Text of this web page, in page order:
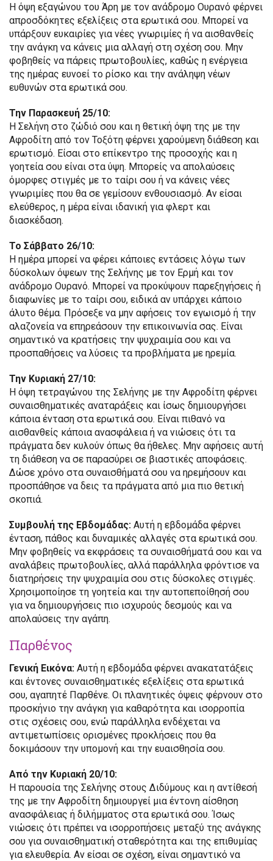
Η όψη εξαγώνου του Άρη με τον ανάδρομο Ουρανό φέρνει
απροσδόκητες εξελίξεις στα ερωτικά σου. Μπορεί να
υπάρξουν ευκαιρίες για νέες γνωριμίες ή να αισθανθείς
την ανάγκη να κάνεις μια αλλαγή στη σχέση σου. Μην
φοβηθείς να πάρεις πρωτοβουλίες, καθώς η ενέργεια
της ημέρας ευνοεί το ρίσκο και την ανάληψη νέων
ευθυνών στα ερωτικά σου.
Την Παρασκευή 25/10:
Η Σελήνη στο ζώδιό σου και η θετική όψη της με την
Αφροδίτη από τον Τοξότη φέρνει χαρούμενη διάθεση και
ερωτισμό. Είσαι στο επίκεντρο της προσοχής και η
γοητεία σου είναι στα ύψη. Μπορείς να απολαύσεις
όμορφες στιγμές με το ταίρι σου ή να κάνεις νέες
γνωριμίες που θα σε γεμίσουν ενθουσιασμό. Αν είσαι
ελεύθερος, η μέρα είναι ιδανική για φλερτ και
διασκέδαση.
Το Σάββατο 26/10:
Η ημέρα μπορεί να φέρει κάποιες εντάσεις λόγω των
δύσκολων όψεων της Σελήνης με τον Ερμή και τον
ανάδρομο Ουρανό. Μπορεί να προκύψουν παρεξηγήσεις ή
διαφωνίες με το ταίρι σου, ειδικά αν υπάρχει κάποιο
άλυτο θέμα. Πρόσεξε να μην αφήσεις τον εγωισμό ή την
αλαζονεία να επηρεάσουν την επικοινωνία σας. Είναι
σημαντικό να κρατήσεις την ψυχραιμία σου και να
προσπαθήσεις να λύσεις τα προβλήματα με ηρεμία.
Την Κυριακή 27/10:
Η όψη τετραγώνου της Σελήνης με την Αφροδίτη φέρνει
συναισθηματικές αναταράξεις και ίσως δημιουργήσει
κάποια ένταση στα ερωτικά σου. Είναι πιθανό να
αισθανθείς κάποια ανασφάλεια ή να νιώσεις ότι τα
πράγματα δεν κυλούν όπως θα ήθελες. Μην αφήσεις αυτή
τη διάθεση να σε παρασύρει σε βιαστικές αποφάσεις.
Δώσε χρόνο στα συναισθήματά σου να ηρεμήσουν και
προσπάθησε να δεις τα πράγματα από μια πιο θετική
σκοπιά.
Συμβουλή της Εβδομάδας: Αυτή η εβδομάδα φέρνει
ένταση, πάθος και δυναμικές αλλαγές στα ερωτικά σου.
Μην φοβηθείς να εκφράσεις τα συναισθήματά σου και να
αναλάβεις πρωτοβουλίες, αλλά παράλληλα φρόντισε να
διατηρήσεις την ψυχραιμία σου στις δύσκολες στιγμές.
Χρησιμοποίησε τη γοητεία και την αυτοπεποίθησή σου
για να δημιουργήσεις πιο ισχυρούς δεσμούς και να
απολαύσεις την αγάπη.
Παρθένος
Γενική Εικόνα: Αυτή η εβδομάδα φέρνει ανακατατάξεις
και έντονες συναισθηματικές εξελίξεις στα ερωτικά
σου, αγαπητέ Παρθένε. Οι πλανητικές όψεις φέρνουν στο
προσκήνιο την ανάγκη για καθαρότητα και ισορροπία
στις σχέσεις σου, ενώ παράλληλα ενδέχεται να
αντιμετωπίσεις ορισμένες προκλήσεις που θα
δοκιμάσουν την υπομονή και την ευαισθησία σου.
Από την Κυριακή 20/10:
Η παρουσία της Σελήνης στους Διδύμους και η αντίθεσή
της με την Αφροδίτη δημιουργεί μια έντονη αίσθηση
ανασφάλειας ή διλήμματος στα ερωτικά σου. Ίσως
νιώσεις ότι πρέπει να ισορροπήσεις μεταξύ της ανάγκης
σου για συναισθηματική σταθερότητα και της επιθυμίας
για ελευθερία. Αν είσαι σε σχέση, είναι σημαντικό να